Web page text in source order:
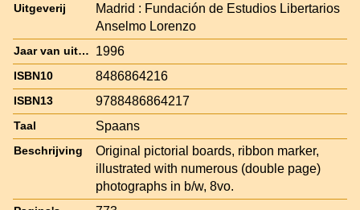
Uitgeverij
Madrid : Fundación de Estudios Libertarios
Anselmo Lorenzo
Jaar van uitgave 1996
ISBN10 8486864216
ISBN13 9788486864217
Taal Spaans
Beschrijving
Original pictorial boards, ribbon marker,
illustrated with numerous (double page)
photographs in b/w, 8vo.